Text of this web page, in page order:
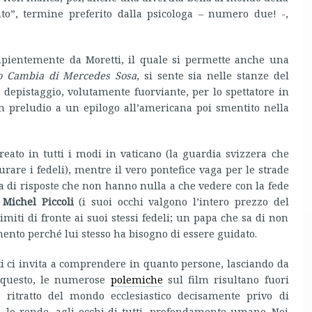
termine preferito dalla psicologa – numero due! -,
da Moretti, il quale si permette anche una
Cambia di Mercedes Sosa, si sente sia nelle stanze del
volutamente fuorviante, per lo spettatore in
preludio a un epilogo all’americana poi smentito nella
in tutti i modi in vaticano (la guardia svizzera che
i fedeli), mentre il vero pontefice vaga per le strade
risposte che non hanno nulla a che vedere con la fede
Michel Piccoli(i suoi occhi valgono l’intero prezzo del
di fronte ai suoi stessi fedeli; un papa che sa di non
perché lui stesso ha bisogno di essere guidato.
invita a comprendere in quanto persone, lasciando da
le numerose polemiche sul film risultano fuori
del mondo ecclesiastico decisamente privo di